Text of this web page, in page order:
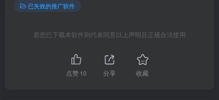
已失效的推广软件
若您已下载本软件则代表同意以上声明且正规合法使用
点赞10 分享 收藏